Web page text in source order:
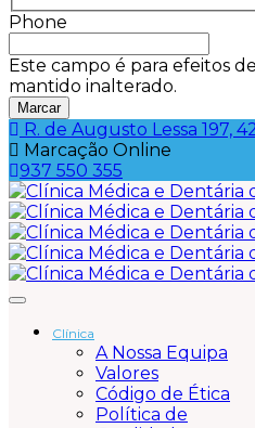
Phone
Este campo é para efeitos
mantido inalterado.
R. de Augusto Lessa 197,
Marcação Online
937 550 355
Clínica
A Nossa Equipa
Valores
Código de Ética
Política de